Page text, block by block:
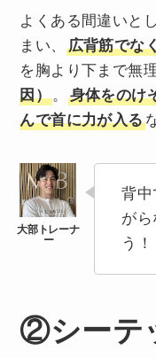
よくある間違いと
まい、
広背筋でな
を胸より下まで無
因）。 身体をのけ
んで首に力が入る
背中
がら
う！
②シーテ